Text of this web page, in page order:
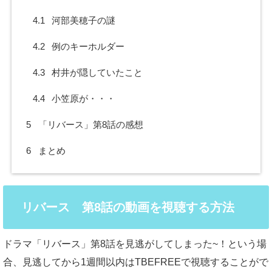
4.1 河部美穂子の謎
4.2 例のキーホルダー
4.3 村井が隠していたこと
4.4 小笠原が・・・
5 「リバース」第8話の感想
6 まとめ
リバース 第8話の動画を視聴する方法
ドラマ「リバース」第8話を見逃がしてしまった~！という場
合、見逃してから1週間以内はTBEFREEで視聴することがで